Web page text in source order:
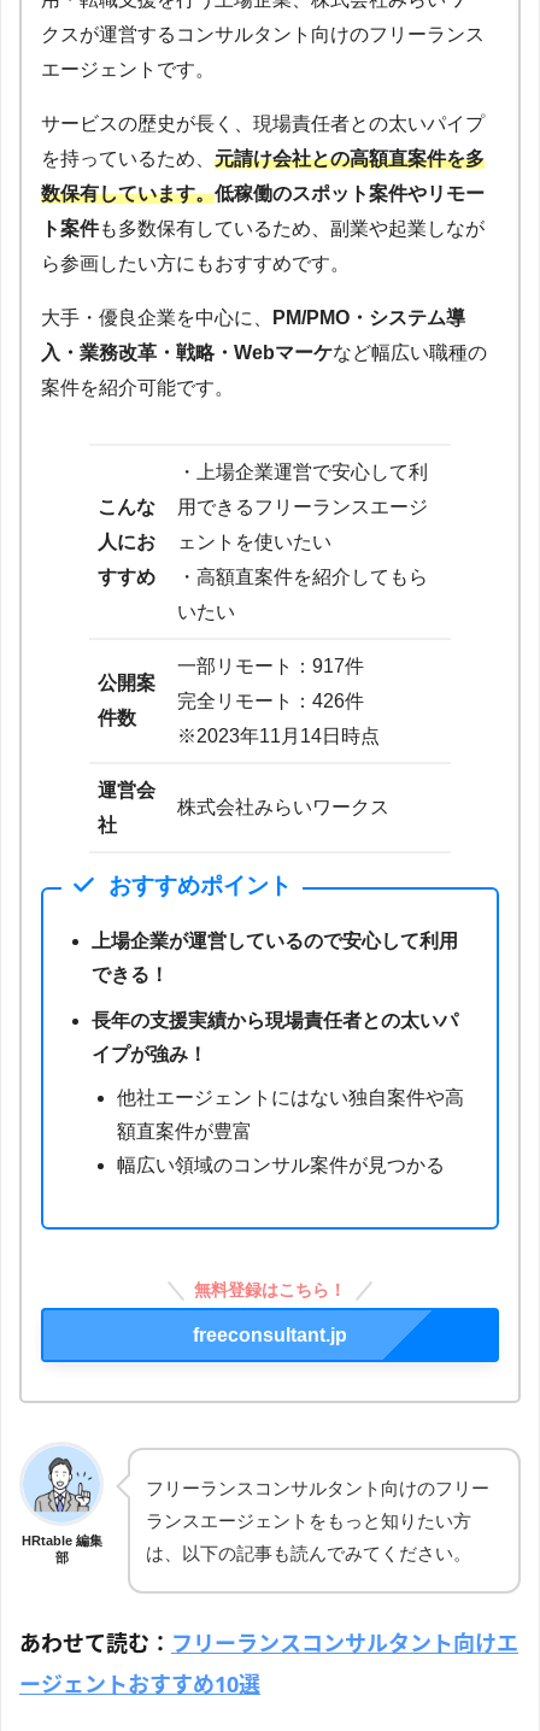
クスが運営するコンサルタント向けのフリーランス
エージェントです。
サービスの歴史が長く、現場責任者との太いパイプ
を持っているため、 元請け会社との高額直案件を多
数保有しています。低稼働のスポット案件やリモー
ト案件も多数保有しているため、副業や起業しなが
ら参画したい方にもおすすめです。
大手・優良企業を中心に、
PM/PMO・システム導
入・業務改革・戦略・Webマーケなど幅広い職種の
案件を紹介可能です。
こんな
人にお
すすめ
・上場企業運営で安心して利
用できるフリーランスエージ
ェントを使いたい
・高額直案件を紹介してもら
いたい
公開案
件数
一部リモート：917件
完全リモート：426件
※2023年11月14日時点
運営会
社
株式会社みらいワークス
おすすめポイント
上場企業が運営しているので安心して利用
できる！
長年の支援実績から現場責任者との太いパ
イプが強み！
他社エージェントにはない独自案件や高
額直案件が豊富
幅広い領域のコンサル案件が見つかる
無料登録はこちら！
freeconsultant.jp
HRtable 編集
部
フリーランスコンサルタント向けのフリー
ランスエージェントをもっと知りたい方
は、以下の記事も読んでみてください。
あわせて読む： フリーランスコンサルタント向けエ
ージェントおすすめ10選